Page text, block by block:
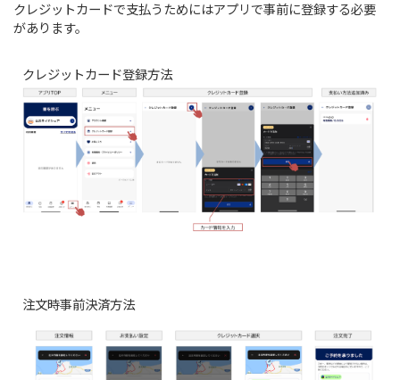
クレジットカードで支払うためにはアプリで事前に登録する必要
があります。
クレジットカード登録方法
注文時事前決済方法